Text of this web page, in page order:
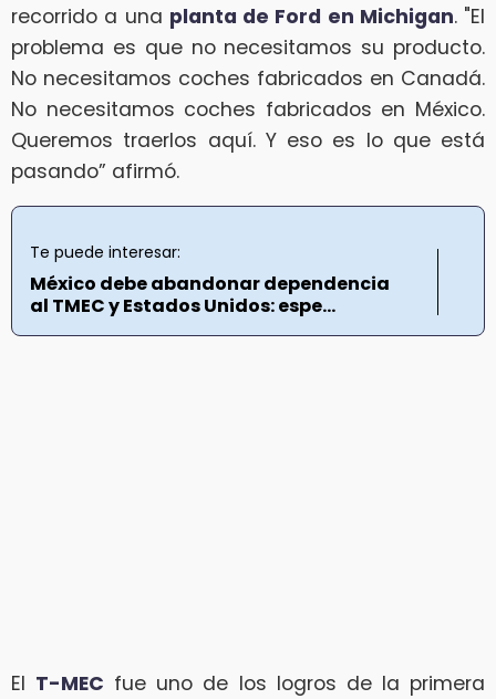
recorrido a una planta de Ford en Michigan. "El
problema es que no necesitamos su producto.
No necesitamos coches fabricados en Canadá.
No necesitamos coches fabricados en México.
Queremos traerlos aquí. Y eso es lo que está
pasando” afirmó.
Te puede interesar:
México debe abandonar dependencia
al TMEC y Estados Unidos: espe...
El T-MEC fue uno de los logros de la primera